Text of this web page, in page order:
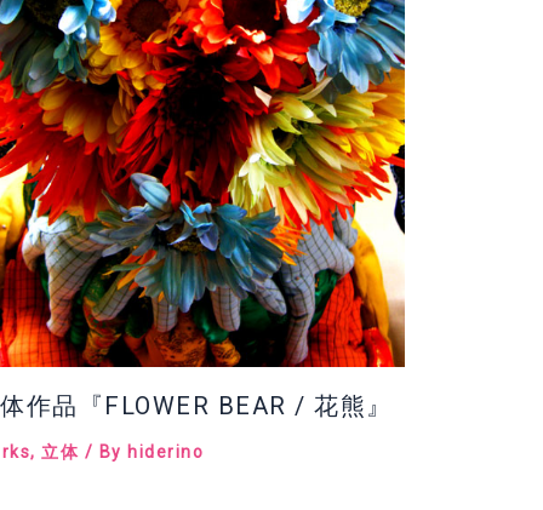
作品『FLOWER BEAR / 花熊』
, 立体 / By hiderino